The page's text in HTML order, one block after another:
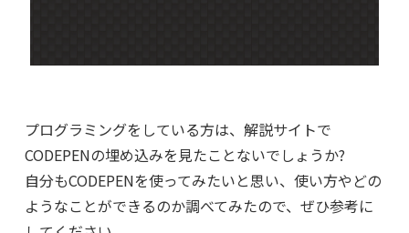
プログラミングをしている方は、解説サイトで
CODEPENの埋め込みを見たことないでしょうか?
自分もCODEPENを使ってみたいと思い、使い方やどの
ようなことができるのか調べてみたので、ぜひ参考に